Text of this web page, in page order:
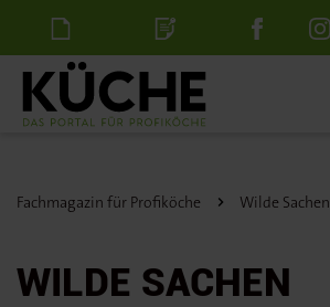
NewsletterStellenanzeige
Fachmagazin für Profiköche Wilde Sachen
WILDE SACHEN